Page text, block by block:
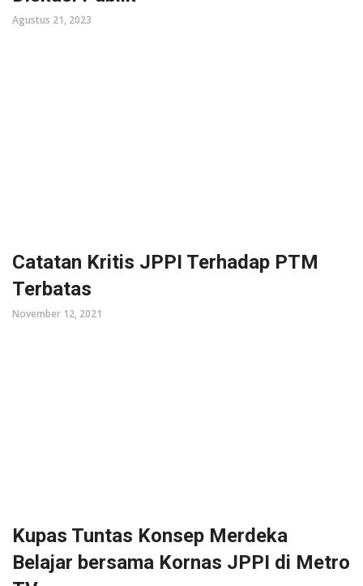
Agustus 21, 2023
Catatan Kritis JPPI Terhadap PTM
Terbatas
November 12, 2021
Kupas Tuntas Konsep Merdeka
Belajar bersama Kornas JPPI di Metro